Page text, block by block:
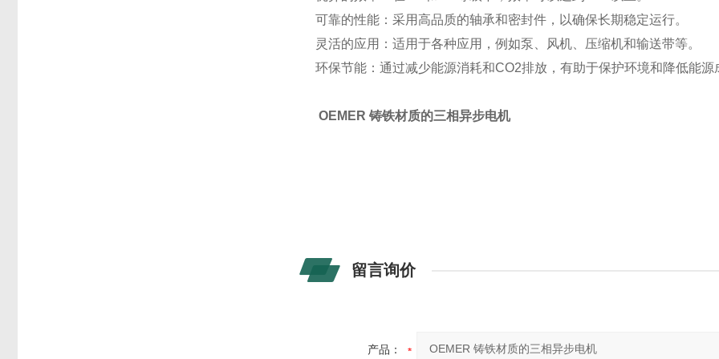
可靠的性能：采用高品质的轴承和密封件，以确保长期稳定运行。
灵活的应用：适用于各种应用，例如泵、风机、压缩机和输送带等。
环保节能：通过减少能源消耗和CO2排放，有助于保护环境和降低能源
OEMER 铸铁材质的三相异步电机
留言询价
产品：